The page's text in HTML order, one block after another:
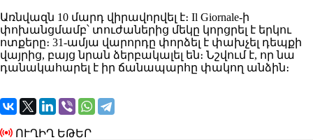
Առնվազն 10 մարդ վիրավորվել է։ Il Giornale-ի
փոխանցմամբ՝ տուժաներից մեկը կորցրել է երկու
ոտքերը։ 31-ամյա վարորդը փորձել է փախչել դեպքի
վայրից, բայց նրան ձերբակալել են։ Նշվում է, որ նա
դանակահարել է իր ճանապարհը փակող անձին։
ՈՒՂԻՂ ԵԹԵՐ